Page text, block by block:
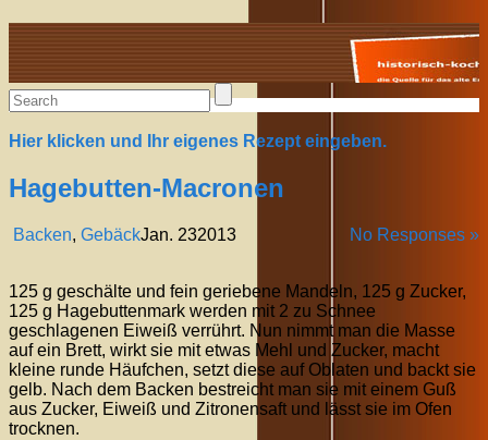
Alte Rezepte online
Hier klicken und Ihr eigenes Rezept eingeben.
Hagebutten-Macronen
Backen, Gebäck No Responses »
Jan. 232013
125 g geschälte und fein geriebene Mandeln, 125 g Zucker,
125 g Hagebuttenmark werden mit 2 zu Schnee
geschlagenen Eiweiß verrührt. Nun nimmt man die Masse
auf ein Brett, wirkt sie mit etwas Mehl und Zucker, macht
kleine runde Häufchen, setzt diese auf Oblaten und backt sie
gelb. Nach dem Backen bestreicht man sie mit einem Guß
aus Zucker, Eiweiß und Zitronensaft und lässt sie im Ofen
trocknen.